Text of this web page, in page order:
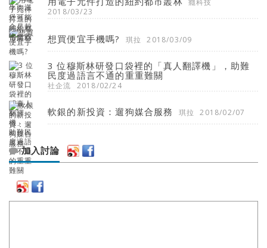
癮科技
2018/03/23
想買便宜手機嗎? 琪拉 2018/03/09
3 位穆斯林研發口袋裡的「真人翻譯機」，助難
民度過語言不通的重重難關
社企流 2018/02/24
軟銀的新投資：遛狗媒合服務 琪拉 2018/02/07
加入討論